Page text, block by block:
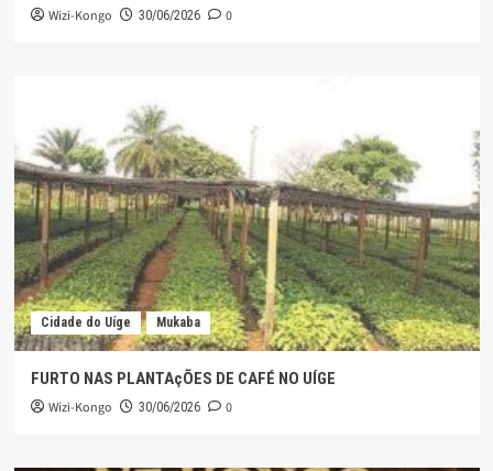
Wizi-Kongo 30/06/2026 0
Cidade do Uíge Mukaba
FURTO NAS PLANTAçÕES DE CAFÉ NO UÍGE
Wizi-Kongo 30/06/2026 0